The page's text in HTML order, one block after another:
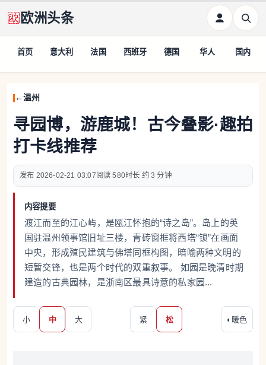
欧洲头条
首页 意大利 法国 西班牙 德国 华人 国内
温州
寻园博，游鹿城！古今叠影·趣拍
打卡线推荐
2026-02-21 03:07 580 约 3 分钟
内容提要
渡江而至的江心屿，是瓯江怀抱的“诗之岛”。岛上的英
国驻温州领事馆旧址三楼，青砖窗框将西塔“锁”在画面
中央，形成殖民建筑与佛塔同框构图，暗喻两种文明的
短暂交锋，也是两个时代的双重叙事。 如园是晚清时期
建造的古典园林，是浙南区最具诗意的私家园...
小 中 大 紧 松 ◐ 暖色